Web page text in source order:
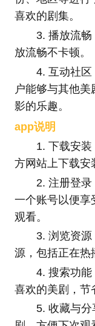
喜欢的剧集。
3. 播放流
放流畅不卡顿。
4. 互动社区
户能够与其他
影的乐趣。
app说明
1. 下载安
方网站上下载安
2. 注册登
一个账号以便享
观看。
3. 浏览资
源，包括正在热
4. 搜索功能
喜欢的美剧，节
5. 收藏与